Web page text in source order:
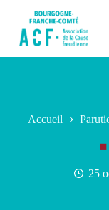
Accueil
25